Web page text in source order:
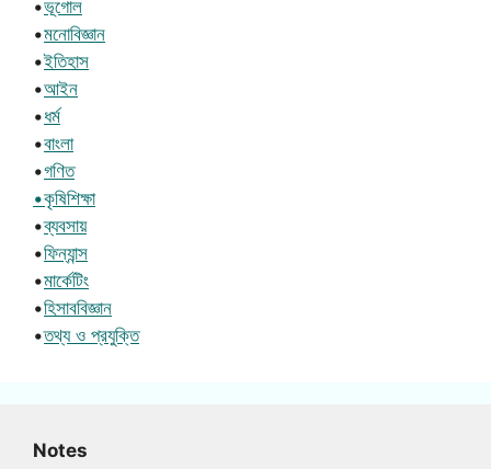
•ভূগোল
•মনোবিজ্ঞান
•ইতিহাস
•আইন
•ধর্ম
•বাংলা
•গণিত
•কৃষিশিক্ষা
•ব্যবসায়
•ফিন্যান্স
•মার্কেটিং
•হিসাববিজ্ঞান
•তথ্য ও প্রযুক্তি
Notes